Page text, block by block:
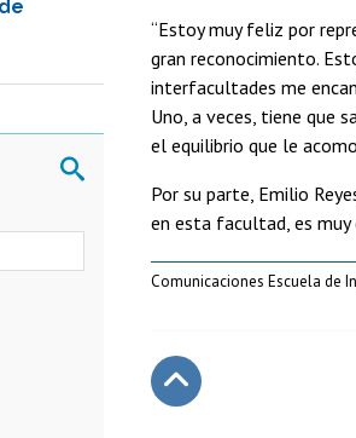
“Estoy muy feliz por
gran reconocimiento.
interfacultades me
Uno, a veces, tiene que
el equilibrio que le
Por su parte, Emilio
en esta facultad, es muy
Comunicaciones Escuela de